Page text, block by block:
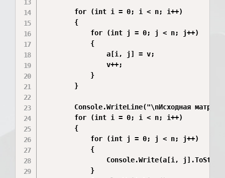
        for (int i = 0; i < n; i++)
        {
            for (int j = 0; j < n; j++)
            {
                a[i, j] = v;
                v++;
            }
        }
Console.WriteLine("\nИсходная
        for (int i = 0; i < n; i++)
        {
            for (int j = 0; j < n; j++)
            {
Console.Write(a[i,
            }